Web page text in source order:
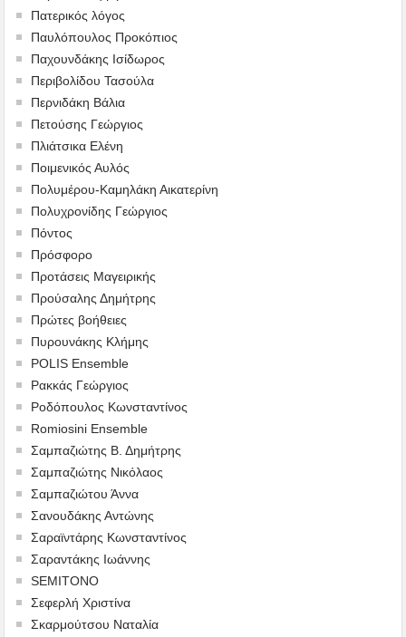
Πατερικός λόγος
Παυλόπουλος Προκόπιος
Παχουνδάκης Ισίδωρος
Περιβολίδου Τασούλα
Περνιδάκη Βάλια
Πετούσης Γεώργιος
Πλιάτσικα Ελένη
Ποιμενικός Αυλός
Πολυμέρου-Καμηλάκη Αικατερίνη
Πολυχρονίδης Γεώργιος
Πόντος
Πρόσφορο
Προτάσεις Μαγειρικής
Προύσαλης Δημήτρης
Πρώτες βοήθειες
Πυρουνάκης Κλήμης
POLIS Ensemble
Ρακκάς Γεώργιος
Ροδόπουλος Κωνσταντίνος
Romiosini Ensemble
Σαμπαζιώτης Β. Δημήτρης
Σαμπαζιώτης Νικόλαος
Σαμπαζιώτου Άννα
Σανουδάκης Αντώνης
Σαραϊντάρης Κωνσταντίνος
Σαραντάκης Ιωάννης
SEMITONO
Σεφερλή Χριστίνα
Σκαρμούτσου Ναταλία